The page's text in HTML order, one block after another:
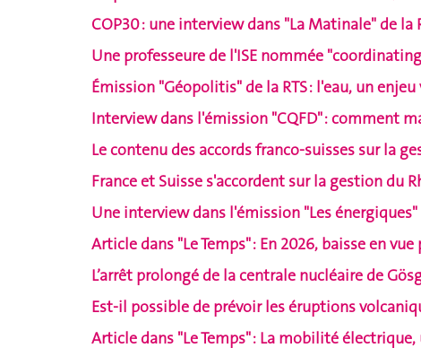
COP30 : une interview dans "La Matinale" de la
Une professeure de l'ISE nommée
Émission "Géopolitis" de la RTS : l'eau, un
Interview dans l'émission "CQFD" : comment
Le contenu des accords franco-suisses sur la
France et Suisse s'accordent sur la gestion du
Une interview dans l'émission "Les énergiques"
Article dans "Le Temps" : En 2026, baisse en
L’arrêt prolongé de la centrale nucléaire de
Est-il possible de prévoir les éruptions
Article dans "Le Temps" : La mobilité